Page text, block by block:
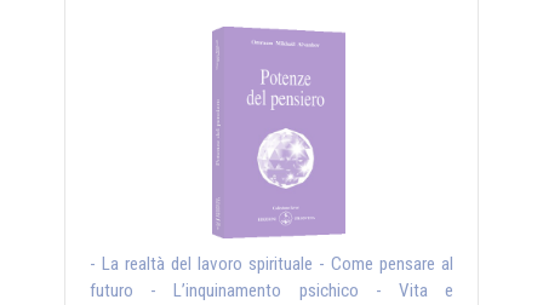
- La realtà del lavoro spirituale - Come pensare al
futuro - L’inquinamento psichico - Vita e